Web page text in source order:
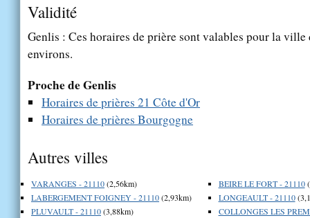
Validité
Genlis : Ces horaires de prière sont valables pour la
environs.
Proche de Genlis
Horaires de prières 21 Côte d'Or
Horaires de prières Bourgogne
Autres villes
VARANGES - 21110(2,56km)
LABERGEMENT FOIGNEY - 21110(2,93km)
PLUVAULT - 21110(3,88km)
BEIRE LE FORT - 21110
LONGEAULT - 21110
COLLONGES LES